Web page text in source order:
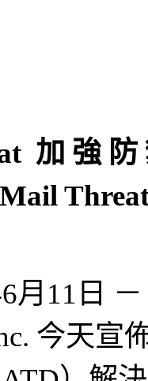
加 強 防
月11日
今天